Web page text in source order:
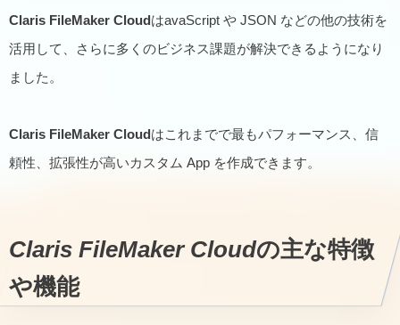
Claris FileMaker CloudはavaScript や JSON などの他の技術を
活用して、さらに多くのビジネス課題が解決できるようになり
ました。
Claris FileMaker Cloudはこれまでで最もパフォーマンス、信
頼性、拡張性が高いカスタム App を作成できます。
Claris FileMaker Cloudの主な特徴
や機能